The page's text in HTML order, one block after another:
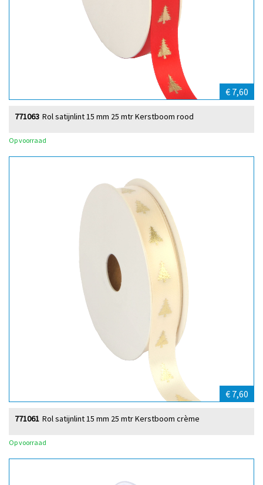
€ 7,60
Rol satijnlint 15 mm 25 mtr Kerstboom rood
771063
Op voorraad
€ 7,60
Rol satijnlint 15 mm 25 mtr Kerstboom crème
771061
Op voorraad